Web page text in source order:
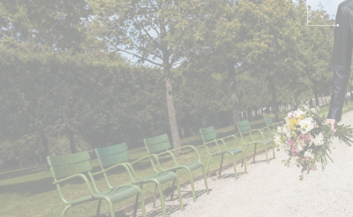
Bomber cuir
Blouson aviateur cuir
Gilets cuir & fourrure
velours
Bomber cuir & blouson
Teddy
Accessoires
Haute
Bottes cuir femme
Bottines femme cuir
Mayura Gipsy
24h Le Mans Cockpit USA